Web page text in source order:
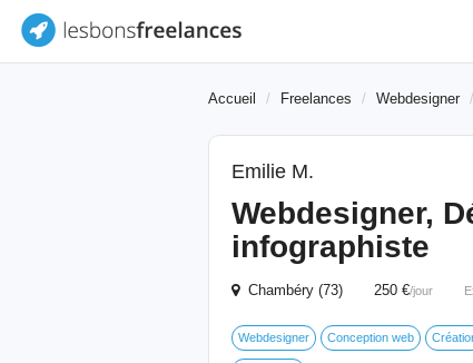
Accueil Freelances Webdesigner
Emilie M.
Webdesigner,
infographiste
Chambéry (73) 250 €/jour
Webdesigner Conception web